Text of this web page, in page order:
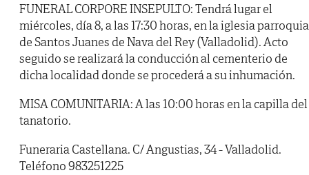
FUNERAL CORPORE INSEPULTO: Tendrá lugar el
miércoles, día 8, a las 17:30 horas, en la iglesia
de Santos Juanes de Nava del Rey (Valladolid). Acto
seguido se realizará la conducción al cementerio de
dicha localidad donde se procederá a su inhumación.
MISA COMUNITARIA: A las 10:00 horas en la capilla del
tanatorio.
Funeraria Castellana. C/ Angustias, 34 - Valladolid.
Teléfono 983251225